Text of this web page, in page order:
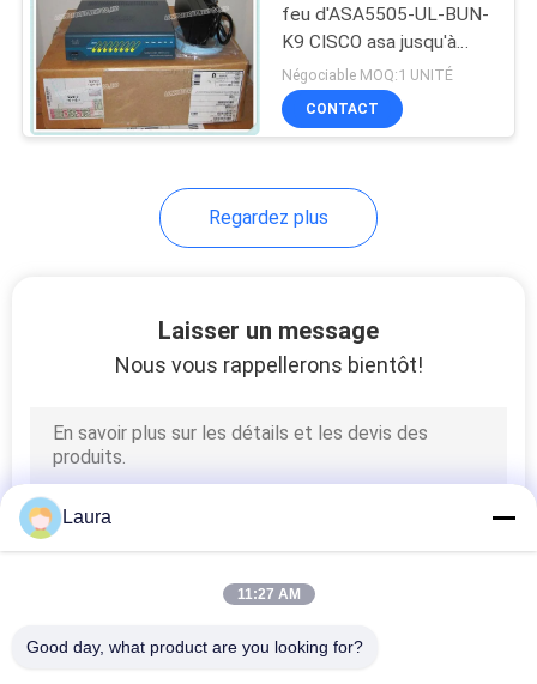
feu d'ASA5505-UL-BUN-
K9 CISCO asa jusqu'à
150 Mbps
Négociable MOQ:1 UNITÉ
CONTACT
Regardez plus
Laisser un message
Nous vous rappellerons bientôt!
Laura
11:27 AM
Good day, what product are you looking for?